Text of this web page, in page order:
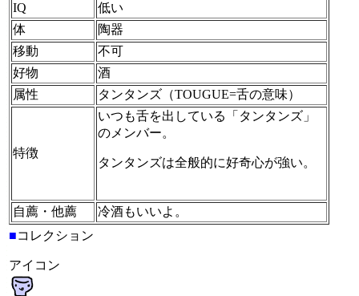
IQ
低い
体
陶器
移動
不可
好物
酒
属性
タンタンズ（TOUGUE=舌の意味）
特徴
いつも舌を出している「タンタンズ」
のメンバー。
タンタンズは全般的に好奇心が強い。
自薦・他薦
冷酒もいいよ。
■コレクション
アイコン